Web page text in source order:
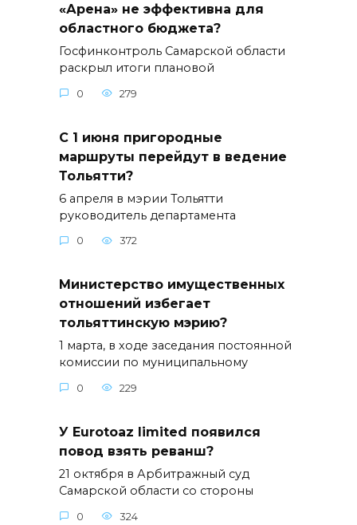
«Арена» не эффективна для
областного бюджета?
Госфинконтроль Самарской области
раскрыл итоги плановой
0 279
С 1 июня пригородные
маршруты перейдут в ведение
Тольятти?
6 апреля в мэрии Тольятти
руководитель департамента
0 372
Министерство имущественных
отношений избегает
тольяттинскую мэрию?
1 марта, в ходе заседания постоянной
комиссии по муниципальному
0 229
У Eurotoaz limited появился
повод взять реванш?
21 октября в Арбитражный суд
Самарской области со стороны
0 324